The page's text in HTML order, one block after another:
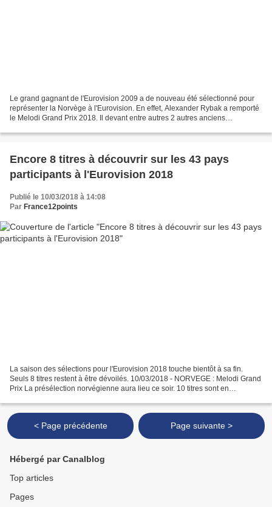
Le grand gagnant de l'Eurovision 2009 a de nouveau été sélectionné pour
représenter la Norvège à l'Eurovision. En effet, Alexander Rybak a remporté
le Melodi Grand Prix 2018. Il devant entre autres 2 autres anciens
Encore 8 titres à découvrir sur les 43 pays
participants à l'Eurovision 2018
Publié le 10/03/2018 à 14:08
Par France12points
La saison des sélections pour l'Eurovision 2018 touche bientôt à sa fin.
Seuls 8 titres restent à être dévoilés. 10/03/2018 - NORVEGE : Melodi Grand
Prix La présélection norvégienne aura lieu ce soir. 10 titres sont en
< Page précédente Page suivante >
Hébergé par Canalblog
Top articles
Pages